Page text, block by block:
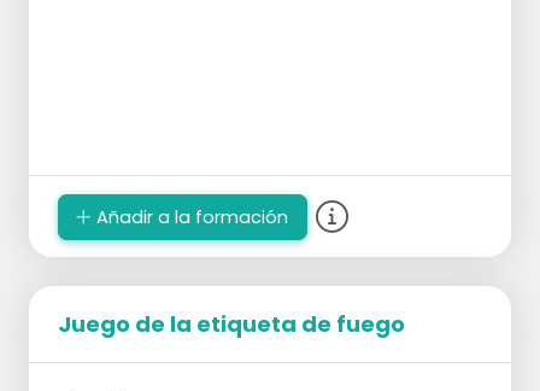
Añadir a la formación
Juego de la etiqueta de fuego